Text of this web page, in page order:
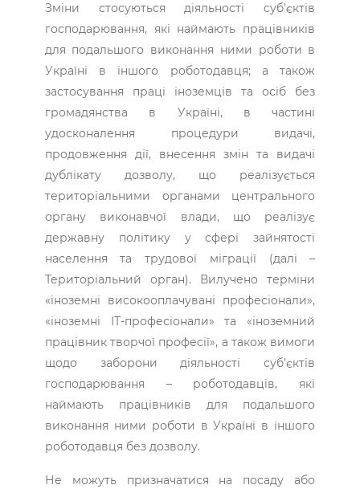
Зміни стосуються діяльності суб’єктів
господарювання, які наймають працівників
для подальшого виконання ними роботи в
Україні в іншого роботодавця; а також
застосування праці іноземців та осіб без
громадянства в Україні, в частині
удосконалення процедури видачі,
продовження дії, внесення змін та видачі
дублікату дозволу, що реалізується
територіальними органами центрального
органу виконавчої влади, що реалізує
державну політику у сфері зайнятості
населення та трудової міграції (далі –
Територіальний орган). Вилучено терміни
«іноземні високооплачувані професіонали»,
«іноземні ІТ-професіонали» та «іноземний
працівник творчої професії», а також вимоги
щодо заборони діяльності суб’єктів
господарювання – роботодавців, які
наймають працівників для подальшого
виконання ними роботи в Україні в іншого
роботодавця без дозволу.
Не можуть призначатися на посаду або